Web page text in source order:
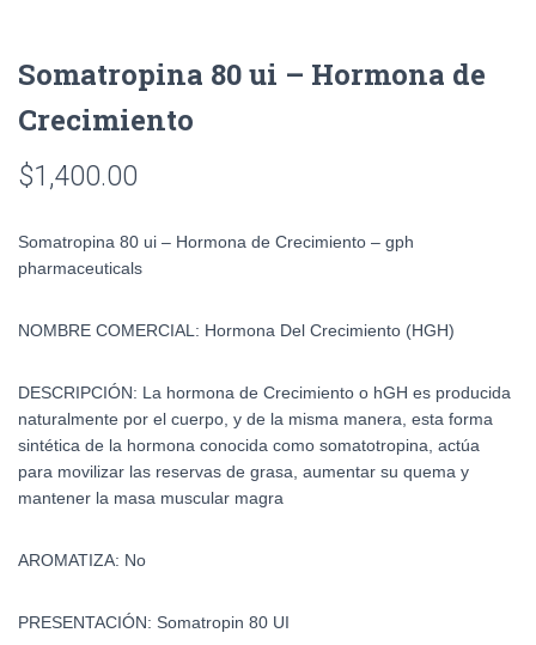
Somatropina 80 ui – Hormona de
Crecimiento
$1,400.00
Somatropina 80 ui – Hormona de Crecimiento – gph
pharmaceuticals
NOMBRE COMERCIAL: Hormona Del Crecimiento (HGH)
DESCRIPCIÓN: La hormona de Crecimiento o hGH es producida
naturalmente por el cuerpo, y de la misma manera, esta forma
sintética de la hormona conocida como somatotropina, actúa
para movilizar las reservas de grasa, aumentar su quema y
mantener la masa muscular magra
AROMATIZA: No
PRESENTACIÓN: Somatropin 80 UI